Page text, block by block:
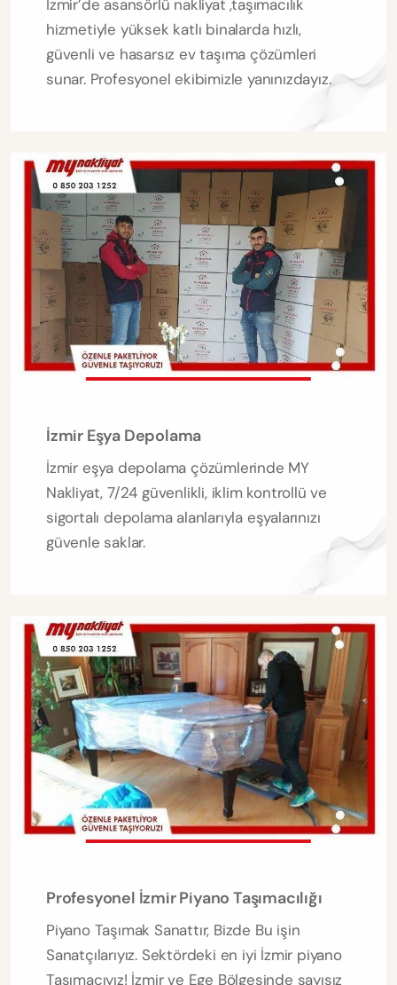
İzmir’de asansörlü nakliyat ,taşımacılık
hizmetiyle yüksek katlı binalarda hızlı,
güvenli ve hasarsız ev taşıma çözümleri
sunar. Profesyonel ekibimizle yanınızdayız.
İzmir Eşya Depolama
İzmir eşya depolama çözümlerinde MY
Nakliyat, 7/24 güvenlikli, iklim kontrollü ve
sigortalı depolama alanlarıyla eşyalarınızı
güvenle saklar.
Profesyonel İzmir Piyano Taşımacılığı
Piyano Taşımak Sanattır, Bizde Bu işin
Sanatçılarıyız. Sektördeki en iyi İzmir piyano
Taşımacıyız! İzmir ve Ege Bölgesinde sayısız